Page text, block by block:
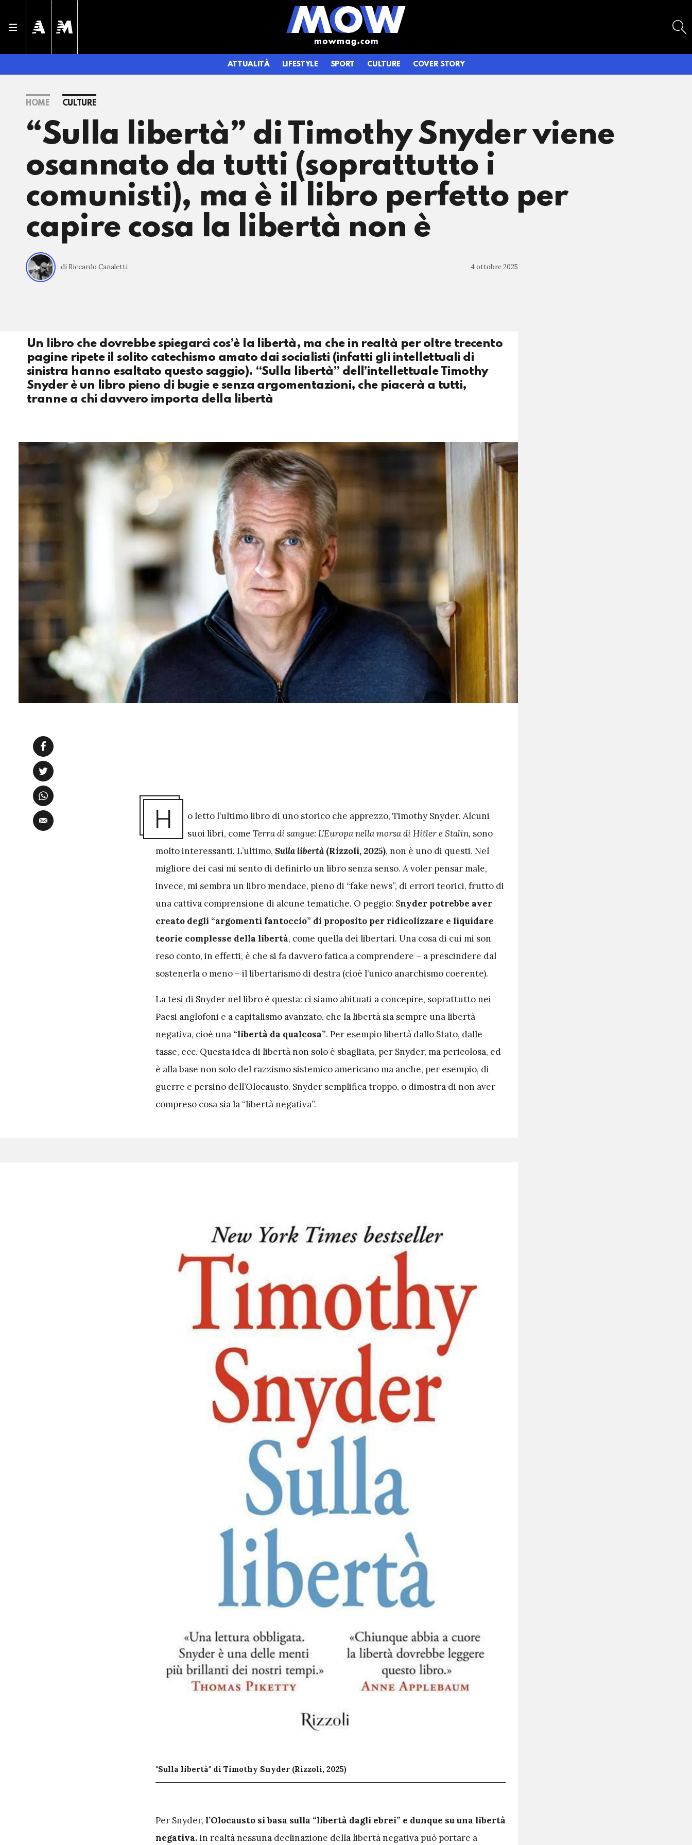
ATTUALITÀ LIFESTYLE SPORT CULTURE COVER STORY
HOME CULTURE
“Sulla libertà” di Timothy Snyder viene
osannato da tutti (soprattutto i
comunisti), ma è il libro perfetto per
capire cosa la libertà non è
di Riccardo Canaletti 4 ottobre 2025
Un libro che dovrebbe spiegarci cos’è la libertà, ma che in realtà per oltre trecento
pagine ripete il solito catechismo amato dai socialisti (infatti gli intellettuali di
sinistra hanno esaltato questo saggio). “Sulla libertà” dell’intellettuale Timothy
Snyder è un libro pieno di bugie e senza argomentazioni, che piacerà a tutti,
tranne a chi davvero importa della libertà
H
o letto l’ultimo libro di uno storico che apprezzo, Timothy Snyder. Alcuni
suoi libri, come Terra di sangue: L’Europa nella morsa di Hitler e Stalin, sono
molto interessanti. L’ultimo, Sulla libertà (Rizzoli, 2025), non è uno di questi. Nel
migliore dei casi mi sento di definirlo un libro senza senso. A voler pensar male,
invece, mi sembra un libro mendace, pieno di “fake news”, di errori teorici, frutto di
una cattiva comprensione di alcune tematiche. O peggio: Snyder potrebbe aver
creato degli “argomenti fantoccio” di proposito per ridicolizzare e liquidare
teorie complesse della libertà, come quella dei libertari. Una cosa di cui mi son
reso conto, in effetti, è che si fa davvero fatica a comprendere – a prescindere dal
sostenerla o meno – il libertarismo di destra (cioè l’unico anarchismo coerente).
La tesi di Snyder nel libro è questa: ci siamo abituati a concepire, soprattutto nei
Paesi anglofoni e a capitalismo avanzato, che la libertà sia sempre una libertà
negativa, cioè una “libertà da qualcosa”. Per esempio libertà dallo Stato, dalle
tasse, ecc. Questa idea di libertà non solo è sbagliata, per Snyder, ma pericolosa, ed
è alla base non solo del razzismo sistemico americano ma anche, per esempio, di
guerre e persino dell’Olocausto. Snyder semplifica troppo, o dimostra di non aver
compreso cosa sia la “libertà negativa”.
"Sulla libertà" di Timothy Snyder (Rizzoli, 2025)
Per Snyder, l’Olocausto si basa sulla “libertà dagli ebrei” e dunque su una libertà
negativa.In realtà nessuna declinazione della libertà negativa può portare a